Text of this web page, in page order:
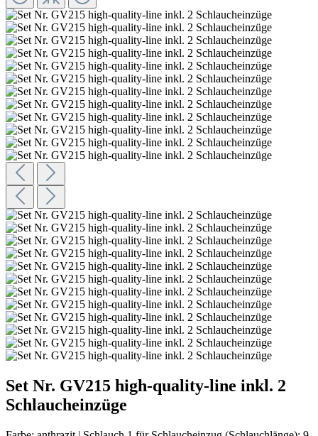
Set Nr. GV215 high-quality-line inkl. 2
Schlaucheinzüge